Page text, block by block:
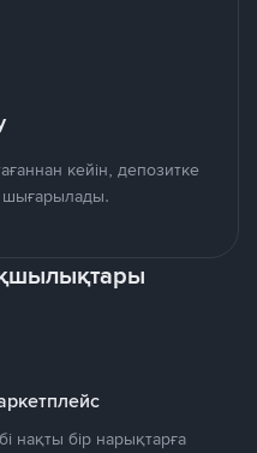
кейін, депозитке
шығарылады.
нақты бір нарықтарға